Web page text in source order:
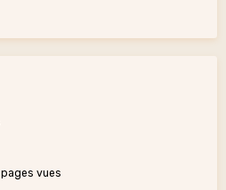
pages vues